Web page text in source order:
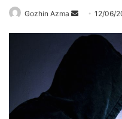
Gozhin Azma
Send12/06/